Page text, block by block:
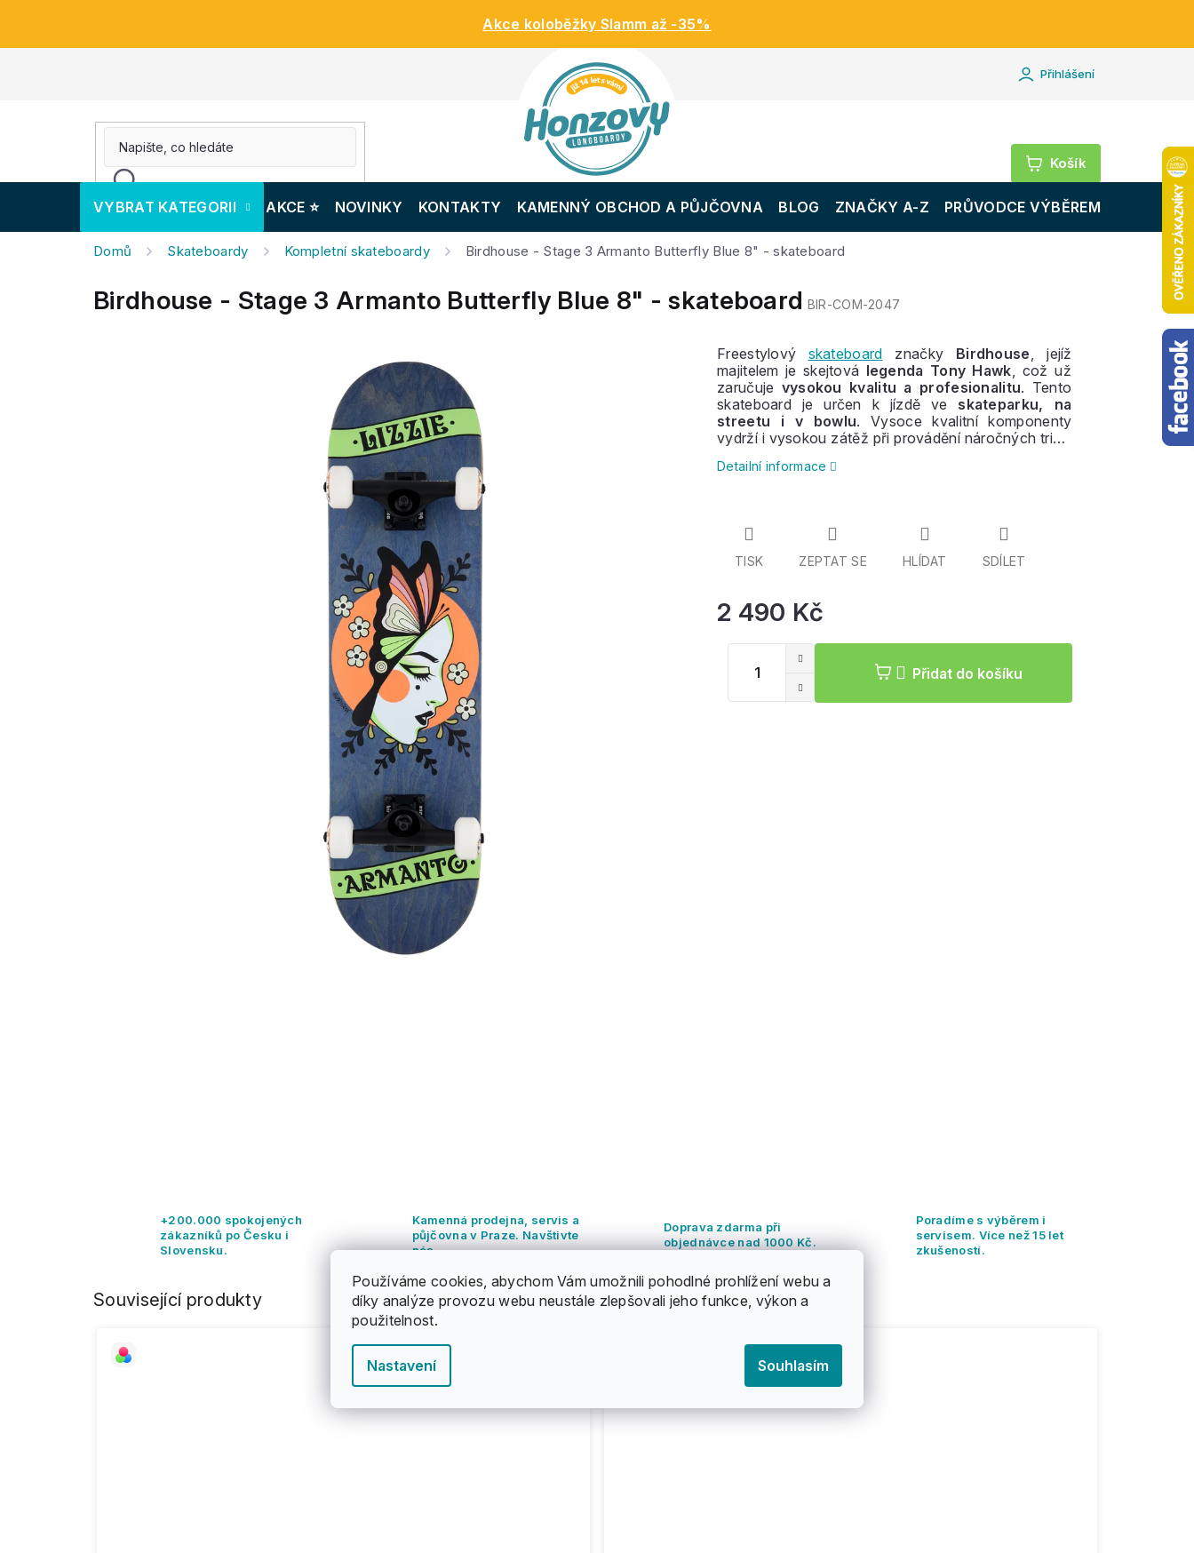
Používáme cookies, abychom Vám umožnili pohodlné prohlížení webu a
díky analýze provozu webu neustále zlepšovali jeho funkce, výkon a
použitelnost.
Nastavení Souhlasím
Akce koloběžky Slamm až -35%
Přihlášení
Nákupní
košík
VYBRAT KATEGORII AKCE ⭐️ NOVINKY KONTAKTY KAMENNÝ OBCHOD A PŮJČOVNA BLOG ZNAČKY A-Z PRŮVODCE VÝBĚREM
Domů Skateboardy Kompletní skateboardy Birdhouse - Stage 3 Armanto Butterfly Blue 8" - skateboard
Birdhouse - Stage 3 Armanto Butterfly Blue 8" - skateboard BIR-COM-2047
2 490 Kč
cena:
Přidat do košíku
Freestylový skateboard značky Birdhouse, jejíž
majitelem je skejtová legenda Tony Hawk, což už
zaručuje vysokou kvalitu a profesionalitu. Tento
skateboard je určen k jízdě ve skateparku, na
streetu i v bowlu. Vysoce kvalitní komponenty
vydrží i vysokou zátěž při provádění náročných triků.
tento skejt vás rozhodně nezklame.
Detailní informace
TISK ZEPTAT SE HLÍDAT SDÍLET
+200.000 spokojených
zákazníků po Česku i
Slovensku.
Kamenná prodejna, servis a
půjčovna v Praze. Navštivte
nás.
Doprava zdarma při
objednávce nad 1000 Kč.
Poradíme s výběrem i
servisem. Více než 15 let
zkušeností.
Související produkty